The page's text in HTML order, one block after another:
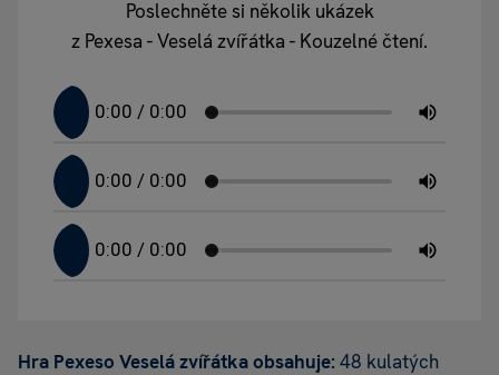
Poslechněte si několik ukázek
z Pexesa - Veselá zvířátka - Kouzelné čtení.
Hra Pexeso Veselá zvířátka obsahuje: 48 kulatých